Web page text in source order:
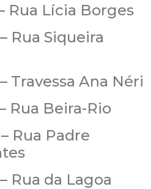
Rua Lícia Borges
Rua Siqueira
Travessa Ana Néri
Rua Beira-Rio
Rua Padre
Rua da Lagoa